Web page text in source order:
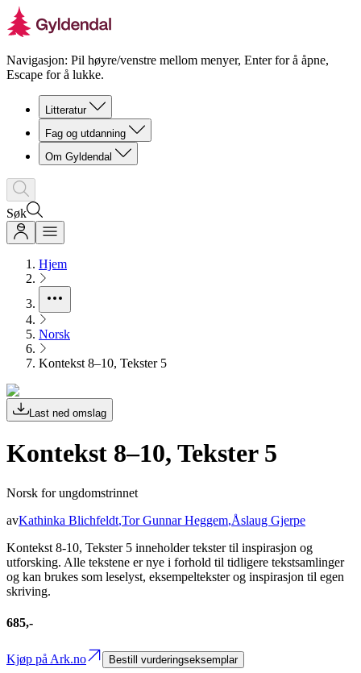
Navigasjon: Pil høyre/venstre mellom menyer, Enter for å åpne,
Escape for å lukke.
Litteratur
Fag og utdanning
Om Gyldendal
Søk
Hjem
Norsk
Kontekst 8–10, Tekster 5
Last ned omslag
Kontekst 8–10, Tekster 5
Norsk for ungdomstrinnet
avKathinka Blichfeldt,Tor Gunnar Heggem,Åslaug Gjerpe
Kontekst 8-10, Tekster 5 inneholder tekster til inspirasjon og
utforsking. Alle tekstene er nye i forhold til tidligere tekstsamlinger
og kan brukes som leselyst, eksempeltekster og inspirasjon til egen
skriving.
685,-
Kjøp på Ark.no Bestill vurderingseksemplar